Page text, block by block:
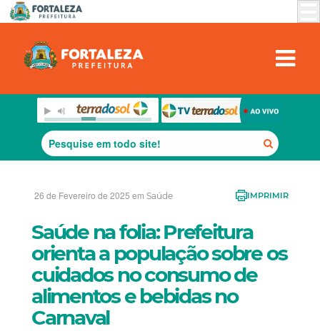
26 de Fevereiro de 2025 em Saúde IMPRIMIR
Saúde na folia: Prefeitura
orienta a população sobre os
cuidados no consumo de
alimentos e bebidas no
Carnaval